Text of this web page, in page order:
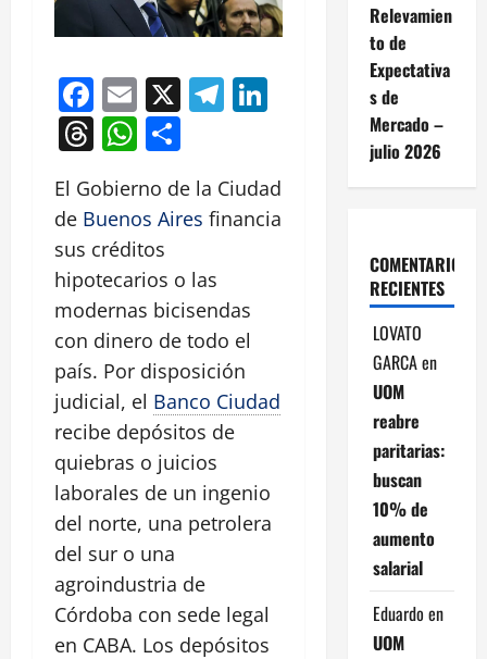
Facebook
Email
X Telegram
LinkedIn
Threads
WhatsApp
El Gobierno de la Ciudad
de Buenos Aires financia
sus créditos
hipotecarios o las
modernas bicisendas
con dinero de todo el
país. Por disposición
judicial, el Banco Ciudad
recibe depósitos de
quiebras o juicios
laborales de un ingenio
del norte, una petrolera
del sur o una
agroindustria de
Córdoba con sede legal
en CABA. Los depósitos
Relevamien
to de
Expectativa
s de
Mercado –
julio 2026
COMENTARIOS
RECIENTES
LOVATO
GARCAen
UOM
reabre
paritarias:
buscan
10% de
aumento
salarial
Eduardo en
UOM